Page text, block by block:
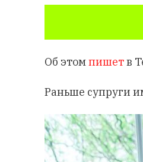
Об этомпишетв
Раньше супруги